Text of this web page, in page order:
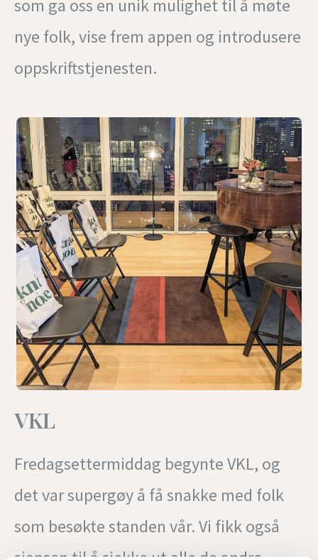
som ga oss en unik mulighet til å møte
nye folk, vise frem appen og introdusere
oppskriftstjenesten.
VKL
Fredagsettermiddag begynte VKL, og
det var supergøy å få snakke med folk
som besøkte standen vår. Vi fikk også